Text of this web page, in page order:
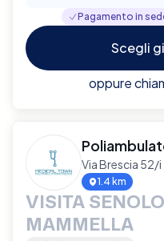
Pagamento in
Scegli
oppure
Via Brescia 52/
1.4 km
VISITA
MAMMELLA